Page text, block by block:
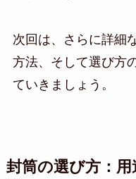
次回は、さらに詳細
方法、そして選び方
ていきましょう。
封筒の選び方：